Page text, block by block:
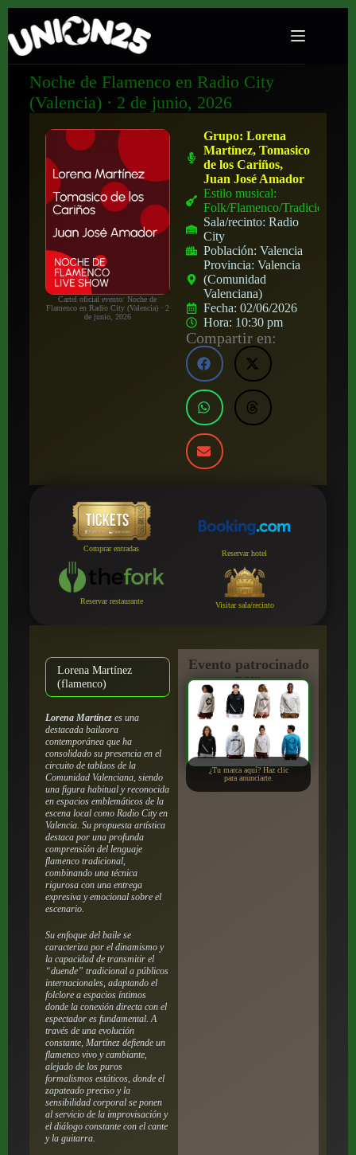
Noche de Flamenco en Radio City
(Valencia) · 2 de junio, 2026
Cartel oficial evento: Noche de
Flamenco en Radio City (Valencia) · 2
de junio, 2026
Grupo:Lorena
Martínez, Tomasico
de los Cariños,
Juan José Amador
Estilo musical:
Folk/Flamenco/Tradicional
Sala/recinto:Radio
City
Población:Valencia
Provincia:Valencia
(Comunidad
Valenciana)
Fecha:02/06/2026
Hora: 10:30 pm
Compartir en:
Comprar entradas
Reservar hotel
Reservar restaurante Visitar sala/recinto
Lorena Martínez
(flamenco)
Lorena Martínezes una
destacada bailaora
contemporánea que ha
consolidado su presencia en el
circuito de tablaos de la
Comunidad Valenciana, siendo
una figura habitual y reconocida
en espacios emblemáticos de la
escena local como Radio City en
Valencia. Su propuesta artística
destaca por una profunda
comprensión del lenguaje
flamenco tradicional,
combinando una técnica
rigurosa con una entrega
expresiva y emocional sobre el
escenario.
Su enfoque del baile se
caracteriza por el dinamismo y
la capacidad de transmitir el
“duende” tradicional a públicos
internacionales, adaptando el
folclore a espacios íntimos
donde la conexión directa con el
espectador es fundamental. A
través de una evolución
constante, Martínez defiende un
flamenco vivo y cambiante,
alejado de los puros
formalismos estáticos, donde el
zapateado preciso y la
sensibilidad corporal se ponen
al servicio de la improvisación y
el diálogo constante con el cante
y la guitarra.
Evento patrocinado
por:
¿Tu marca aquí? Haz clic
para anunciarte.